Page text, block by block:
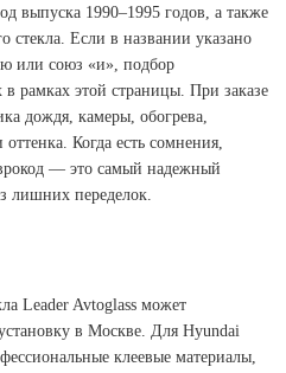
выпуска 1990–1995 годов, а также
Если в названии указано
или союз «и», подбор
рамках этой страницы. При заказе
дождя, камеры, обогрева,
Когда есть сомнения,
— это самый надежный
лишних переделок.
Leader Avtoglass может
в Москве. Для Hyundai
клеевые материалы,